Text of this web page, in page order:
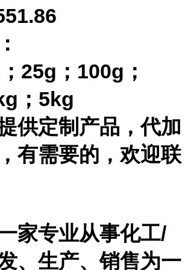
25g；100g；
；5kg
供定制产品，代加
有需要的，欢迎联
家专业从事化工/
、生产、销售为一